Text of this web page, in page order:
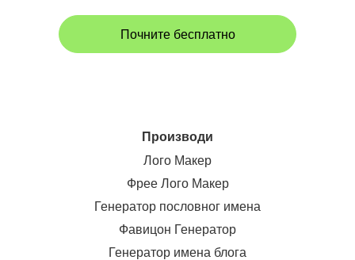
Почните бесплатно
Производи
Лого Макер
Фрее Лого Макер
Генератор пословног имена
Фавицон Генератор
Генератор имена блога